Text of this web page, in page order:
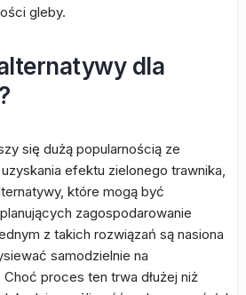
gleby.
dla
się dużą popularnością ze
efektu zielonego trawnika,
które mogą być
zagospodarowanie
z takich rozwiązań są nasiona
samodzielnie na
proces ten trwa dłużej niż